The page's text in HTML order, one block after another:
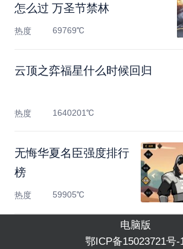
怎么过 万圣节禁林
热度 69769℃
云顶之弈福星什么时候回归
热度 1640201℃
无悔华夏名臣强度排行
榜
热度 59905℃
电脑版
鄂ICP备15023721号-